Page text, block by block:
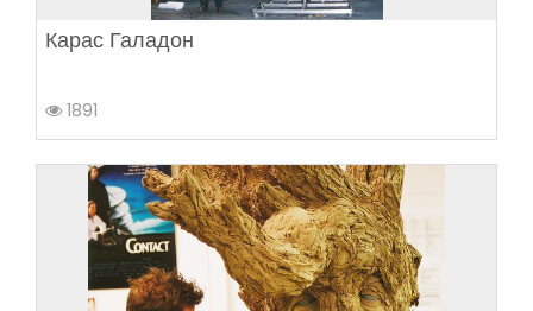
Карас Галадон
1891